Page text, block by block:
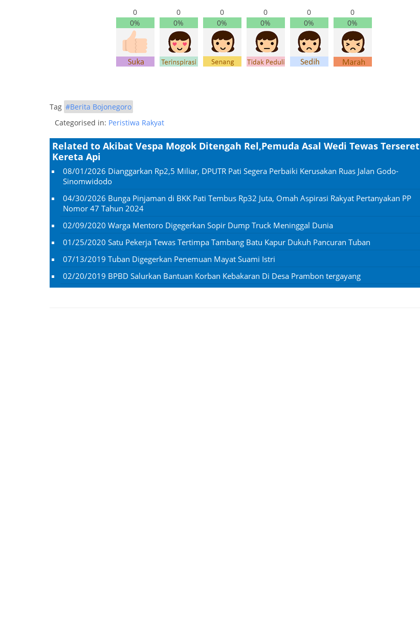
0
0%
0
0%
0
0%
0
0%
0
0%
0
0%
Tag #Berita Bojonegoro
Categorised in: Peristiwa Rakyat
Related to Akibat Vespa Mogok Ditengah Rel,Pemuda Asal Wedi Tewas Terseret
Kereta Api
08/01/2026 Dianggarkan Rp2,5 Miliar, DPUTR Pati Segera Perbaiki Kerusakan Ruas Jalan Godo-
Sinomwidodo
04/30/2026 Bunga Pinjaman di BKK Pati Tembus Rp32 Juta, Omah Aspirasi Rakyat Pertanyakan PP
Nomor 47 Tahun 2024
02/09/2020 Warga Mentoro Digegerkan Sopir Dump Truck Meninggal Dunia
01/25/2020 Satu Pekerja Tewas Tertimpa Tambang Batu Kapur Dukuh Pancuran Tuban
07/13/2019 Tuban Digegerkan Penemuan Mayat Suami Istri
02/20/2019 BPBD Salurkan Bantuan Korban Kebakaran Di Desa Prambon tergayang